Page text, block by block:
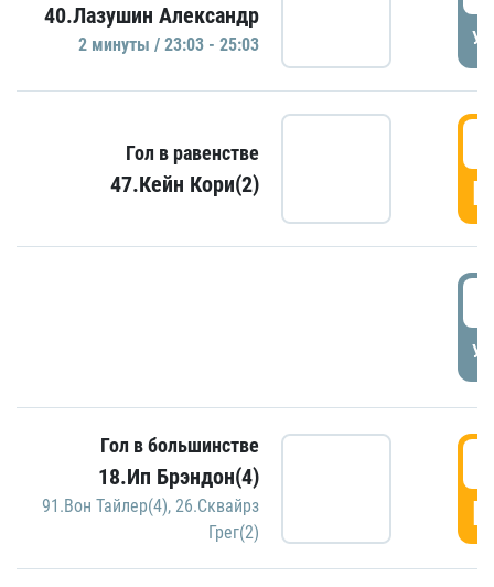
40.Лазушин Александр
2 минуты / 23:03 - 25:03
Гол в равенстве
47.Кейн Кори(2)
Гол в большинстве
18.Ип Брэндон(4)
91.Вон Тайлер(4), 26.Сквайрз
Грег(2)